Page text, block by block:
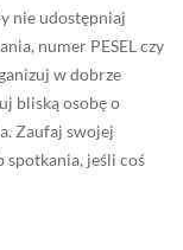
nie udostępniaj
numer PESEL czy
w dobrze
bliską osobę o
Zaufaj swojej
spotkania, jeśli coś